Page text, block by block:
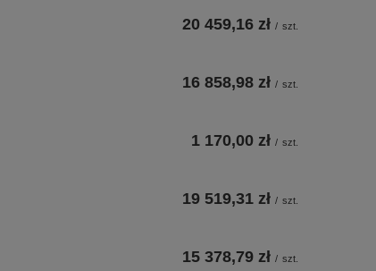
20 459,16 zł / szt.
16 858,98 zł / szt.
1 170,00 zł / szt.
19 519,31 zł / szt.
15 378,79 zł / szt.